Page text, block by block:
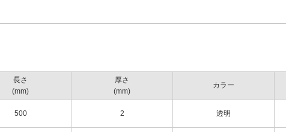
白
長さ
(mm)
厚さ
(mm)
カラー
500 2 透明